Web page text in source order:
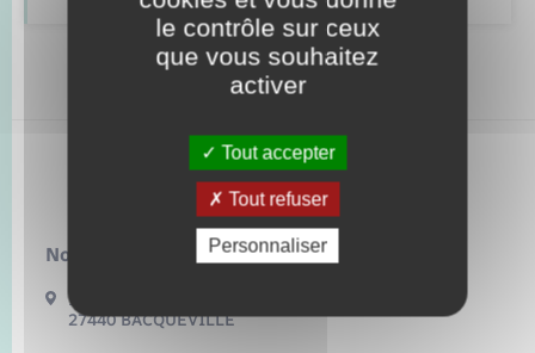
Bacqueville
Nous contacter :
17 Bis Route de Bonnemare
27440 BACQUEVILLE
le contrôle sur ceux
que vous souhaitez
activer
Tout accepter
Tout refuser
Personnaliser